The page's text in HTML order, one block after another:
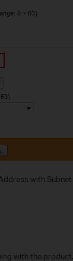
with
with the product.